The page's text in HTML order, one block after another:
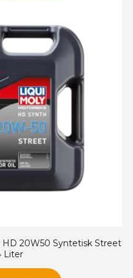
HD 20W50 Syntetisk Street
Liter